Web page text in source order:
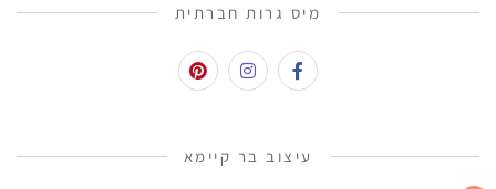
מיס גרות חברתית
עיצוב בר קיימא